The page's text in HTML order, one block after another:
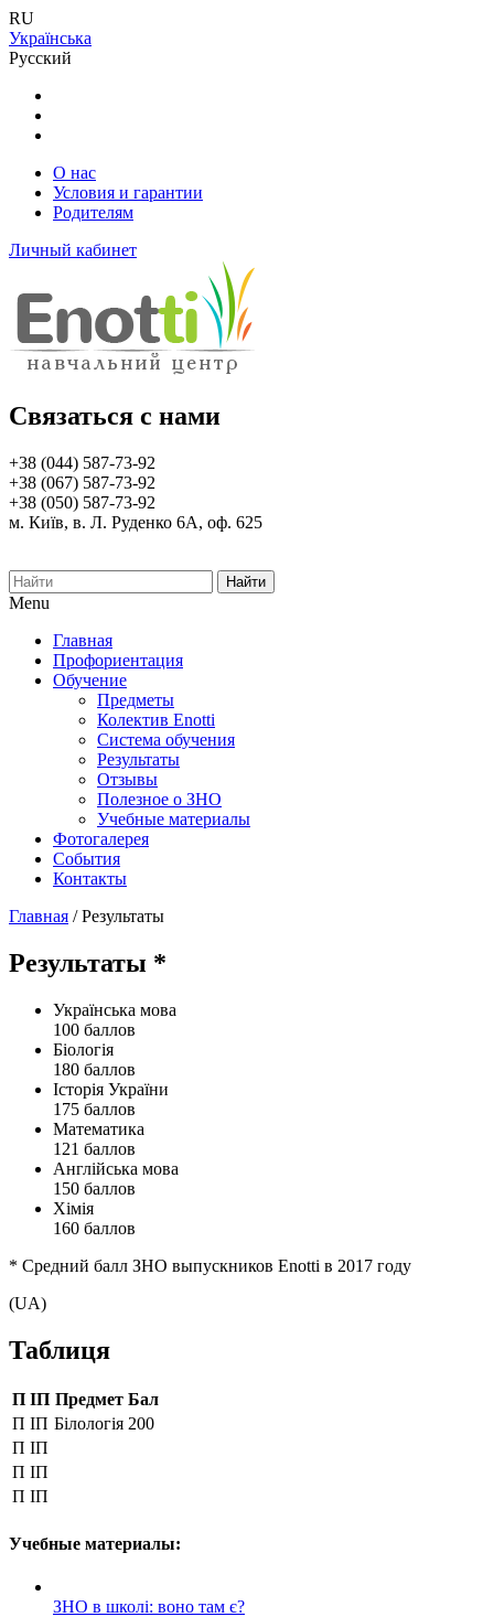
RU
Українська
Русский
О нас
Условия и гарантии
Родителям
Личный кабинет
Связаться с нами
+38 (044) 587-73-92
+38 (067) 587-73-92
+38 (050) 587-73-92
м. Київ, в. Л. Руденко 6А, оф. 625
Найти
Menu
Главная
Профориентация
Обучение
Предметы
Колектив Enotti
Система обучения
Результаты
Отзывы
Полезное о ЗНО
Учебные материалы
Фотогалерея
События
Контакты
Главная /Результаты
Результаты *
Українська мова
100 баллов
Біологія
180 баллов
Історія України
175 баллов
Математика
121 баллов
Англійська мова
150 баллов
Хімія
160 баллов
* Средний балл ЗНО выпускников Enotti в 2017 году
(UA)
Таблиця
П ІП Предмет Бал
П ІП Білологія 200
П ІП
П ІП
П ІП
Учебные материалы:
ЗНО в школі: воно там є?